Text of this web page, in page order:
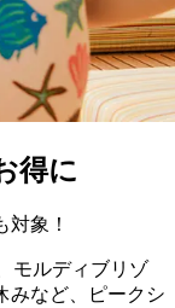
得に
象！
モルディブリゾ
みなど、ピークシ